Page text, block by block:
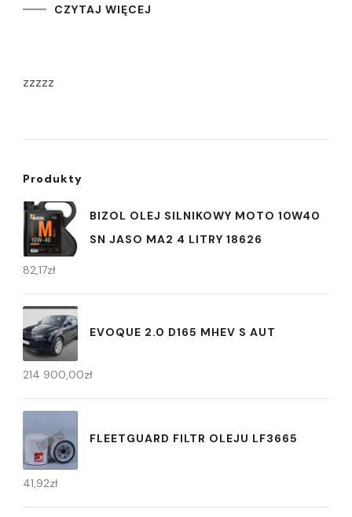
CZYTAJ WIĘCEJ
zzzzz
Produkty
BIZOL OLEJ SILNIKOWY MOTO 10W40
SN JASO MA2 4 LITRY 18626
82,17zł
EVOQUE 2.0 D165 MHEV S AUT
214 900,00zł
FLEETGUARD FILTR OLEJU LF3665
41,92zł